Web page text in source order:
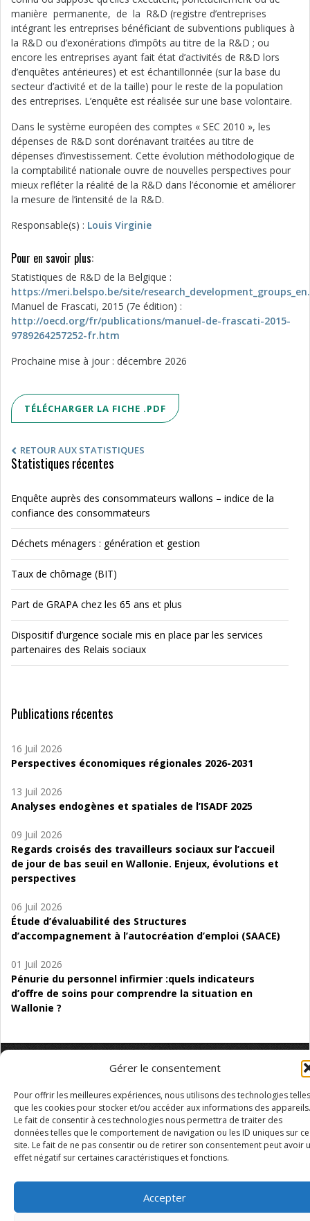
Gérer le consentement
Pour offrir les meilleures expériences, nous utilisons des technologies telles
que les cookies pour stocker et/ou accéder aux informations des appareils.
Le fait de consentir à ces technologies nous permettra de traiter des
données telles que le comportement de navigation ou les ID uniques sur ce
site. Le fait de ne pas consentir ou de retirer son consentement peut avoir
effet négatif sur certaines caractéristiques et fonctions.
Accepter
manière permanente, de la R&D (registre d’entreprises
intégrant les entreprises bénéficiant de subventions publiques à
la R&D ou d’exonérations d’impôts au titre de la R&D ; ou
encore les entreprises ayant fait état d’activités de R&D lors
d’enquêtes antérieures) et est échantillonnée (sur la base du
secteur d’activité et de la taille) pour le reste de la population
des entreprises. L’enquête est réalisée sur une base volontaire.
Dans le système européen des comptes « SEC 2010 », les
dépenses de R&D sont dorénavant traitées au titre de
dépenses d’investissement. Cette évolution méthodologique de
la comptabilité nationale ouvre de nouvelles perspectives pour
mieux refléter la réalité de la R&D dans l’économie et améliorer
la mesure de l’intensité de la R&D.
Responsable(s) : Louis Virginie
Pour en savoir plus:
Statistiques de R&D de la Belgique :
https://meri.belspo.be/site/
Manuel de Frascati, 2015 (7e édition) :
http://oecd.org/fr/publications/manuel-de-frascati-2015-
9789264257252-fr.htm
Prochaine mise à jour : décembre 2026
TÉLÉCHARGER LA FICHE .PDF
RETOUR AUX STATISTIQUES
Statistiques récentes
Enquête auprès des consommateurs wallons – indice de la
confiance des consommateurs
Déchets ménagers : génération et gestion
Taux de chômage (BIT)
Part de GRAPA chez les 65 ans et plus
Dispositif d’urgence sociale mis en place par les services
partenaires des Relais sociaux
Publications récentes
16 Juil 2026
Perspectives économiques régionales 2026-2031
13 Juil 2026
Analyses endogènes et spatiales de l’ISADF 2025
09 Juil 2026
Regards croisés des travailleurs sociaux sur l’accueil
de jour de bas seuil en Wallonie. Enjeux, évolutions et
perspectives
06 Juil 2026
Étude d’évaluabilité des Structures
d’accompagnement à l’autocréation d’emploi (SAACE)
01 Juil 2026
Pénurie du personnel infirmier :quels indicateurs
d’offre de soins pour comprendre la situation en
Wallonie ?